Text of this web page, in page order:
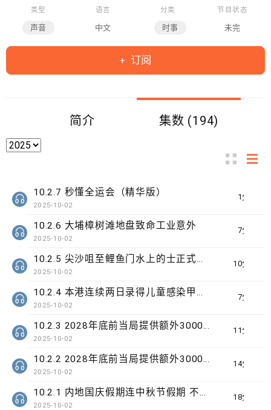
类型
声音
语言
中文
分类
时事
节目状态
未完
订阅
简介 集数 (194)
1分钟
10.2.7 秒懂全运会（精华版）
2025-10-02
7分钟
10.2.6 大埔樟树滩地盘致命工业意外
2025-10-02
10分钟
10.2.5 尖沙咀至鲤鱼门水上的士正式首航
2025-10-02
7分钟
10.2.4 本港连续两日录得儿童感染甲型流感严重个案
2025-10-02
11分钟
10.2.3 2028年底前当局提供额外3000支高速充电桩 港铁商场约增设300个电动车充电站
2025-10-02
14分钟
10.2.2 2028年底前当局提供额外3000支高速充电桩 港铁商场约增设300个电动车充电站
2025-10-02
18分钟
10.2.1 内地国庆假期连中秋节假期 不少内地旅客到港旅游
2025-10-02